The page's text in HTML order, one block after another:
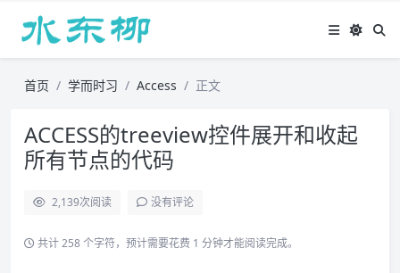
首页 学而时习 Access 正文
ACCESS的treeview控件展开和收起
所有节点的代码
2,139次阅读 没有评论
共计 258 个字符，预计需要花费 1 分钟才能阅读完成。